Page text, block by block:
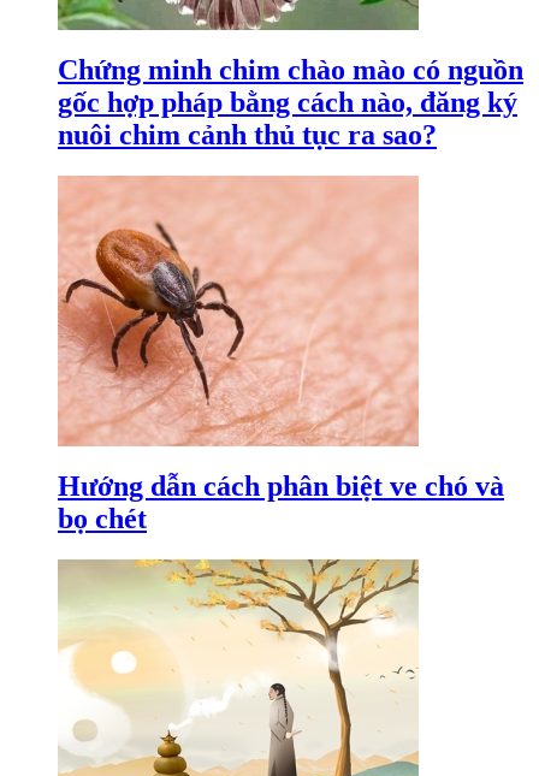
Chứng minh chim chào mào có nguồn
gốc hợp pháp bằng cách nào, đăng ký
nuôi chim cảnh thủ tục ra sao?
Hướng dẫn cách phân biệt ve chó và
bọ chét